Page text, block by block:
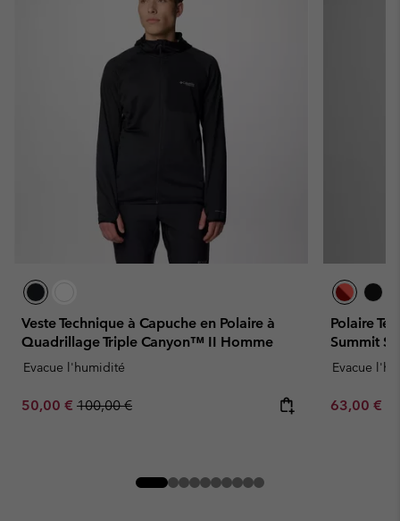
Veste Technique à Capuche en Polaire à
Quadrillage Triple Canyon™ II Homme
Evacue l'humidité
Sale price:
50,00 € Regular price:
100,00 €
Polaire
Summit
Evacue
Minimum
63,00 €